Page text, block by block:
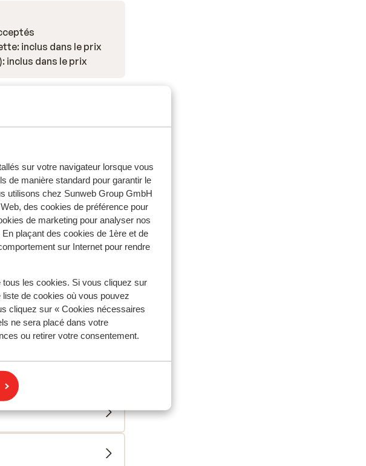
sur votre navigateur lorsque vous
de manière standard pour garantir le
utilisons chez Sunweb Group GmbH
des cookies de préférence pour
de marketing pour analyser nos
plaçant des cookies de 1ère et de
sur Internet pour rendre
les cookies. Si vous cliquez sur
de cookies où vous pouvez
cliquez sur « Cookies nécessaires
ne sera placé dans votre
ou retirer votre consentement.
inclus dans le prix
inclus dans le prix
500 mètres
environ 500